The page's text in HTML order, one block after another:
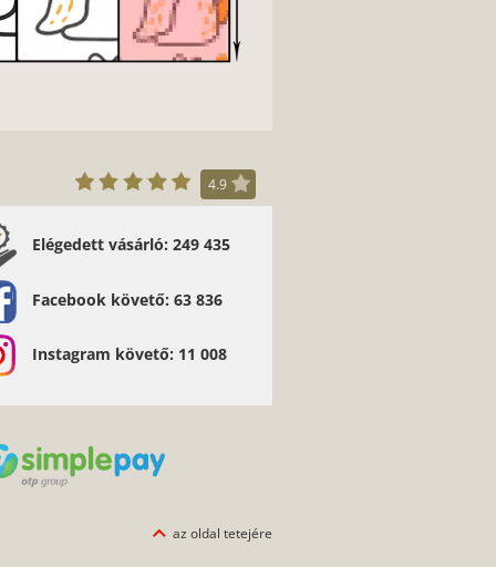
4.9
Elégedett vásárló: 249 435
Facebook követő: 63 836
Instagram követő: 11 008
az oldal tetejére